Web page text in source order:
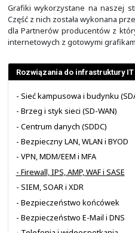
Odpowiedzialność
Wszelkie
wyłącznie charakter
rozumieniu art. 66 § 1
w dowolnym
informowania o takich
publikowane na naszej
aktualne, nie gwarantuje
Nie ponosimy też
dostępnem do
za wszelkie decyzje
Wykorzystane